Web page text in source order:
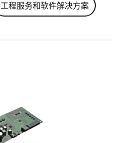
工程服务和软件解决方案